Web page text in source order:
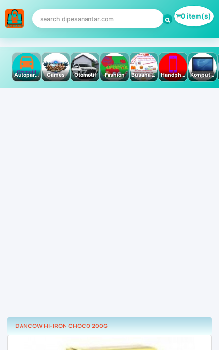
0 item(s)
Autoparts Games Otomotif Fashion Busana Muslim Handphone & Tablet Komputer PC & Laptop
DANCOW HI-IRON CHOCO 200G